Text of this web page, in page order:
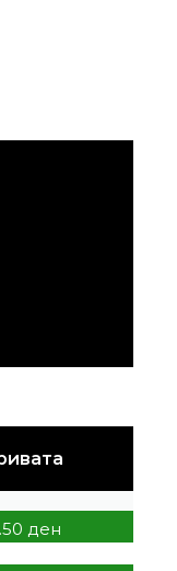
ден